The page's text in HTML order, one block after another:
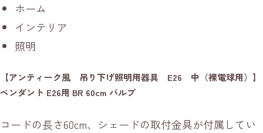
ホーム
インテリア
照明
【アンティーク風 吊り下げ照明用器具 E26 中（裸電球用）】
ペンダント E26用 BR 60cm バルブ
コードの長さ60cm、シェードの取付金具が付属してい